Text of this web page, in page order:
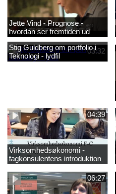
Jette Vind - Prognose -
hvordan ser fremtiden ud
03:32
Stig Guldberg om portfolio i
Teknologi - lydfil
04:39
Virksomhedsøkonomi -
fagkonsulentens introduktion
til faget 2
06:27